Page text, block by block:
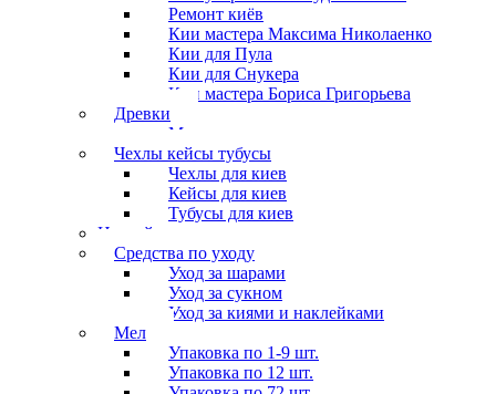
Ремонт киёв
Кии мастера Максима Николаенко
Кии для Пула
Кии для Снукера
Кии мастера Бориса Григорьева
Древки
Мосты для киев
Чехлы кейсы тубусы
Чехлы для киев
Кейсы для киев
Тубусы для киев
Наклейки
Средства по уходу
Уход за шарами
Уход за сукном
Уход за киями и наклейками
Мел
Упаковка по 1-9 шт.
Упаковка по 12 шт.